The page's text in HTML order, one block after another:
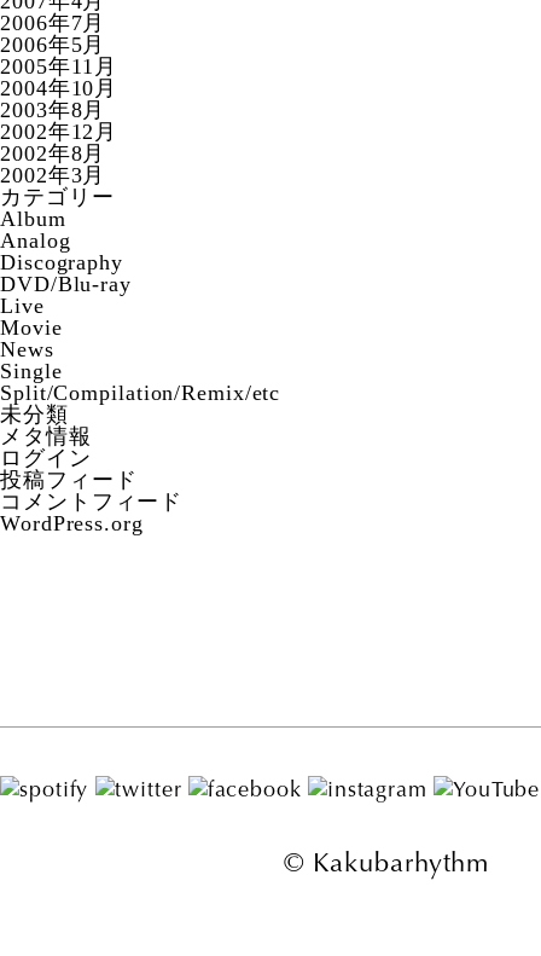
2006年7月
2006年5月
2005年11月
2004年10月
2003年8月
2002年12月
2002年8月
2002年3月
カテゴリー
Album
Analog
Discography
DVD/Blu-ray
Live
Movie
News
Single
Split/Compilation/Remix/etc
未分類
メタ情報
ログイン
投稿フィード
コメントフィード
WordPress.org
© Kakubarhythm